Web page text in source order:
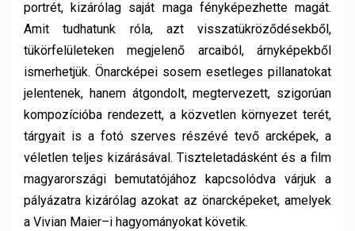
portrét, kizárólag saját maga fényképezhette magát.
Amit tudhatunk róla, azt visszatükröződésekből,
tükörfelületeken megjelenő arcaiból, árnyképekből
ismerhetjük. Önarcképei sosem esetleges pillanatokat
jelentenek, hanem átgondolt, megtervezett, szigorúan
kompozícióba rendezett, a közvetlen környezet terét,
tárgyait is a fotó szerves részévé tevő arcképek, a
véletlen teljes kizárásával. Tiszteletadásként és a film
magyarországi bemutatójához kapcsolódva várjuk a
pályázatra kizárólag azokat az önarcképeket, amelyek
a Vivian Maier–i hagyományokat követik.